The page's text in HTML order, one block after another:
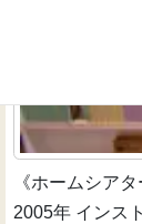
《ホームシア
2005年 インス